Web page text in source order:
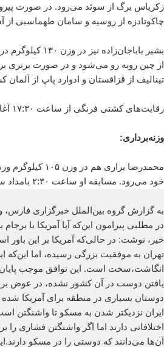
زکریاس برگ از سوئد می‌رود. در صورت
چاکوتادزه از روسیه و سامان طهماسبی از
بشیر باباجان‌زاده
از چین روبه رو می‌شود و در صورت برتری
تینالیف از قزاقستان و ادوارد پاپ از
رقابت‌های کشتی فرنگی از ساعت ۱۷:۳۰ آغاز می‌شود.
وزنه‌برداری:
محمدرضا براری هم
خود می‌رود. مسابقه او ساعت ۲:۳۰ بامداد سه‌شنبه برگزار می‌شود.
به گزارش گروه بین‌الملل خبرگزاری فارس،
در مطلبی پیرامون این‌که آیا آمریکا با
خیر، نوشت: در حالی‌که آمریکا بر این باور
تهران به موفقیت بزرگی رسیده، اما این‌که
یافتن دوست در آن کشور نشده، در عوض
دوستان بسیاری در منطقه برای آمریکا
ایران نزدیکتر شدن به مسکو تا واشنگتن
اختلافاتی دارند اما اگر واشنگتن فشاری را
آن‌ها می‌دانند که دوستی را در مسکو